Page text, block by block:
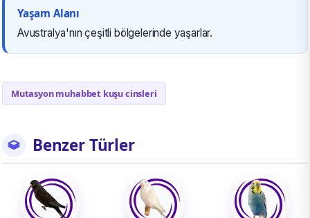
Yaşam Alanı
Avustralya'nın çeşitli bölgelerinde yaşarlar.
Mutasyon muhabbet kuşu cinsleri
Benzer Türler